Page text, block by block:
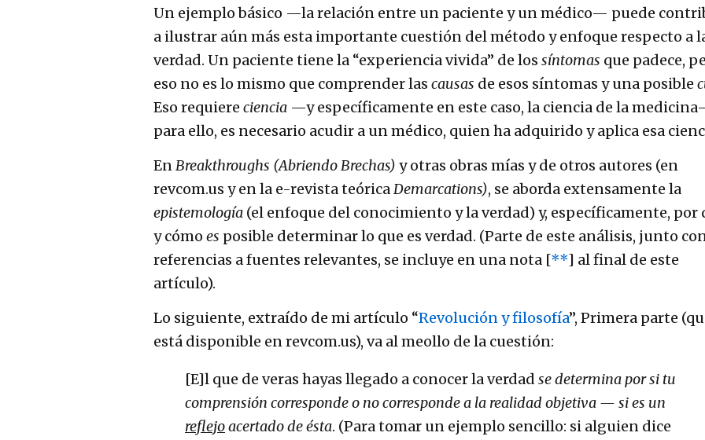
Un ejemplo básico —la relación entre un paciente y un médico— puede
a ilustrar aún más esta importante cuestión del método y enfoque respecto a
verdad. Un paciente tiene la “experiencia vivida” de los síntomas que padece,
eso no es lo mismo que comprender las causas de esos síntomas y una posible
Eso requiere ciencia —y específicamente en este caso, la ciencia de la
para ello, es necesario acudir a un médico, quien ha adquirido y aplica esa
EnBreakthroughs (Abriendo Brechas) y otras obras mías y de otros autores (en
revcom.us y en la e-revista teóricaDemarcations), se aborda extensamente la
epistemología (el enfoque del conocimiento y la verdad) y, específicamente, por
y cómo es posible determinar lo que es verdad. (Parte de este análisis, junto
referencias a fuentes relevantes, se incluye en una nota [**] al final de este
artículo).
Lo siguiente, extraído de mi artículo “Revolución y filosofía”, Primera parte
está disponible en revcom.us), va al meollo de la cuestión:
[E]l que de veras hayas llegado a conocer la verdad se determina por si tu
comprensión corresponde o no corresponde a la realidad objetiva — si es un
reflejoacertado de ésta. (Para tomar un ejemplo sencillo: si alguien dice